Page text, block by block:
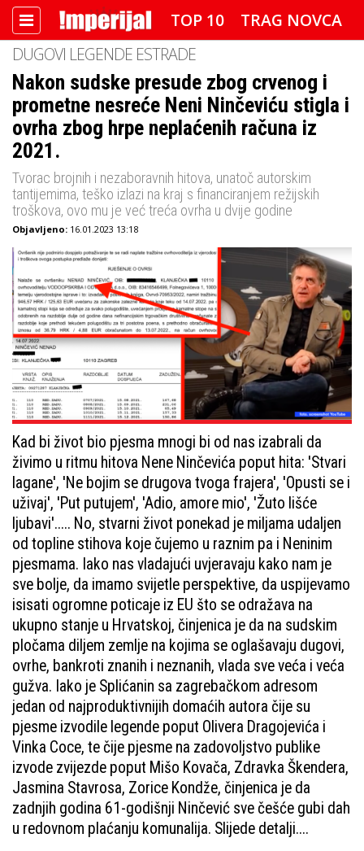
TOP 10
TRAG NOVCA
DETEKTOR
FOTO SPECIJAL
IMPERIJAL VIDEO
RADAR
IMPERIJAL & FREETIME
IMPERIJALOVE POZNATE FACE
DUGOVI LEGENDE ESTRADE
Nakon sudske presude zbog crvenog i
prometne nesreće Neni Ninčeviću stigla i
ovrha zbog hrpe neplaćenih računa iz
2021.
Tvorac brojnih i nezaboravnih hitova, unatoč autorskim
tantijemima, teško izlazi na kraj s financiranjem režijskih
troškova, ovo mu je već treća ovrha u dvije godine
Objavljeno: 16.01.2023 13:18
Kad bi život bio pjesma mnogi bi od nas izabrali da
živimo u ritmu hitova Nene Ninčevića poput hita: 'Stvari
lagane', 'Ne bojim se drugova tvoga frajera', 'Opusti se i
uživaj', 'Put putujem', 'Adio, amore mio', 'Žuto lišće
ljubavi'..... No, stvarni život ponekad je miljama udaljen
od topline stihova koje čujemo u raznim pa i Neninim
pjesmama. Iako nas vladajući uvjeravaju kako nam je
sve bolje, da imamo svijetle perspektive, da uspijevamo
isisati ogromne poticaje iz EU što se odražava na
ukupno stanje u Hrvatskoj, činjenica je da na sudskim
pločama diljem zemlje na kojima se oglašavaju dugovi,
ovrhe, bankroti znanih i neznanih, vlada sve veća i veća
gužva. Iako je Splićanin sa zagrebačkom adresom
jedan od najproduktivnijih domaćih autora čije su
pjesme izvodile legende poput Olivera Dragojevića i
Vinka Coce, te čije pjesme na zadovoljstvo publike
izvode zvijezde poput Mišo Kovača, Zdravka Škendera,
Jasmina Stavrosa, Zorice Kondže, činjenica je da
zadnjih godina 61-godišnji Ninčević sve češće gubi dah
u redovnom plaćanju komunalija. Slijede detalji....